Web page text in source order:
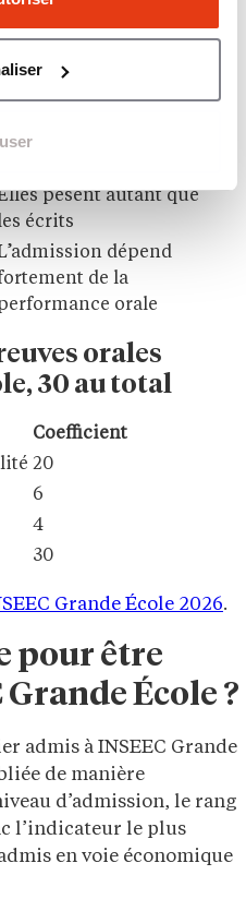
coefficients
Ce qu’il faut retenir
déterminent
pèsent autant que
écrits
dépend
de la
orale
orales
30 au total
Coefficient
20
6
4
30
Grande École 2026.
pour être
Grande École ?
admis à INSEEC Grande
de manière
d’admission, le rang
l’indicateur le plus
en voie économique